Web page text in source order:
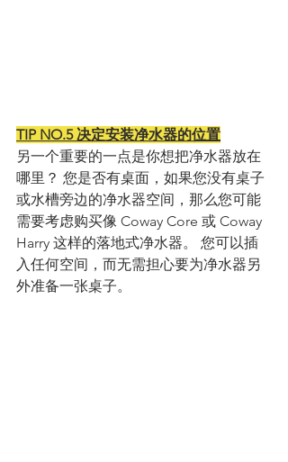
TIP NO.5 决定安装净水器的位置
另一个重要的一点是你想把净水器放在
哪里？ 您是否有桌面，如果您没有桌子
或水槽旁边的净水器空间，那么您可能
需要考虑购买像 Coway Core 或 Coway
Harry 这样的落地式净水器。 您可以插
入任何空间，而无需担心要为净水器另
外准备一张桌子。